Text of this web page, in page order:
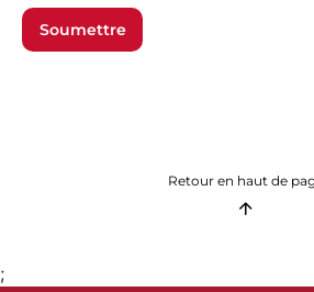
Soumettre
Retour en haut de
;